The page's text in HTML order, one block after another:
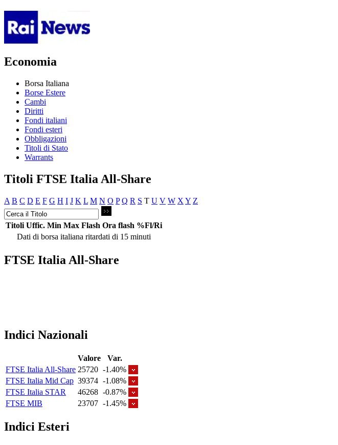
Economia
Borsa Italiana
Borse Estere
Cambi
Diritti
Fondi italiani
Fondi esteri
Obbligazioni
Titoli di Stato
Warrants
Titoli FTSE Italia All-Share
A B C D E F G H I J K L M N O P Q R S T U V W X Y Z
Titoli Uffic. Min Max Flash Ora flash %Fl/Ri
Dati di borsa italiana ritardati di 15 minuti
FTSE Italia All-Share
Indici Nazionali
Valore
Var.
FTSE Italia All-Share 25720 -1.40%
FTSE Italia Mid Cap 39374 -1.08%
FTSE Italia STAR
46268 -0.87%
FTSE MIB
23707 -1.45%
Indici Esteri